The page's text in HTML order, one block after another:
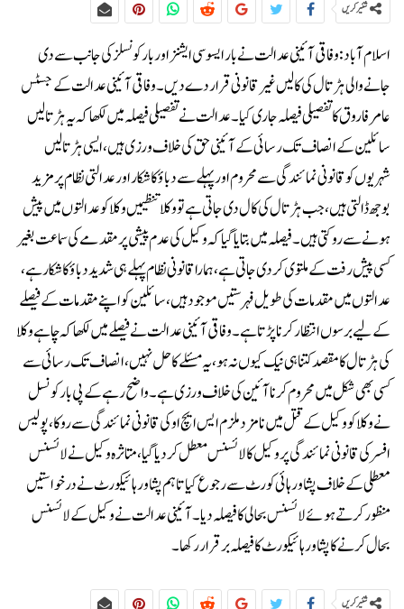
شئیر کریں
اسلام آباد: وفاقی آئینی عدالت نے بار ایسوسی ایشنز اور بار کونسلز کی جانب سے دی
جانے والی ہڑتال کی کالیں غیر قانونی قرار دے دیں۔وفاقی آئینی عدالت کے جسٹس
عامر فاروق کا تفصیلی فیصلہ جاری کیا۔عدالت نے تفصیلی فیصلہ میں لکھا کہ یہ ہڑتالیں
سائلین کے انصاف تک رسائی کے آئینی حق کی خلاف ورزی ہیں، ایسی ہڑتالیں
شہریوں کو قانونی نمائندگی سے محروم اور پہلے سے دباؤ کا شکار اور عدالتی نظام پر مزید
بوجھ ڈالتی ہیں، جب ہڑتال کی کال دی جاتی ہے تو وکلا تنظیمیں وکلا کو عدالتوں میں پیش
ہونے سے روکتی ہیں۔فیصلہ میں بتایا گیا کہ وکیل کی عدم پیشی پر مقدمے کی سماعت بغیر
کسی پیش رفت کے ملتوی کر دی جاتی ہے، ہمارا قانونی نظام پہلے ہی شدید دباؤ کا شکار ہے،
عدالتوں میں مقدمات کی طویل فہرستیں موجود ہیں، سائلین کو اپنے مقدمات کے فیصلے
کے لیے برسوں انتظار کرنا پڑتا ہے۔وفاقی آئینی عدالت نے فیصلے میں لکھا کہ چاہے وکلا
کی ہڑتال کا مقصد کتنا ہی نیک کیوں نہ ہو، یہ مسئلے کا حل نہیں، انصاف تک رسائی سے
کسی بھی شکل میں محروم کرنا آئین کی خلاف ورزی ہے۔واضح رہے کے پی بار کونسل
نے وکلا کو وکیل کے قتل میں نامزد ملزم ایس ایچ او کی قانونی نمائندگی سے روکا، پولیس
افسر کی قانونی نمائندگی پر وکیل کا لائسنس معطل کر دیا گیا، متاثرہ وکیل نے لائسنس
معطلی کے خلاف پشاور ہائی کورٹ سے رجوع کیا تاہم پشاور ہائیکورٹ نے درخواستیں
منظور کرتے ہوئے لائسنس بحالی کا فیصلہ دیا۔آئینی عدالت نے وکیل کے لائسنس
بحال کرنے کا پشاور ہائیکورٹ کا فیصلہ برقرار رکھا۔
شئیر کریں